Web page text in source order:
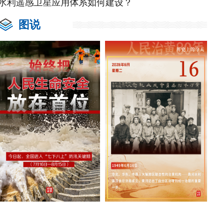
利遥感卫星应用体系如何建设？
图说